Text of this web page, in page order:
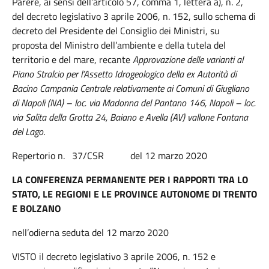
del decreto legislativo 3 aprile 2006, n. 152, sullo schema di
decreto del Presidente del Consiglio dei Ministri, su
proposta del Ministro dell’ambiente e della tutela del
territorio e del mare, recanteApprovazione delle varianti al
Piano Stralcio per l’Assetto Idrogeologico della ex Autorità di
Bacino Campania Centrale relativamente ai Comuni di Giugliano
di Napoli (NA) – loc. via Madonna del Pantano 146, Napoli – loc.
via Salita della Grotta 24, Baiano e Avella (AV) vallone Fontana
del Lago.
Repertorio n. 37/CSR del 12 marzo 2020
LA CONFERENZA PERMANENTE PER I RAPPORTI TRA LO
STATO, LE REGIONI E LE PROVINCE AUTONOME DI TRENTO
E BOLZANO
nell’odierna seduta del 12 marzo 2020
VISTO il decreto legislativo 3 aprile 2006, n. 152 e